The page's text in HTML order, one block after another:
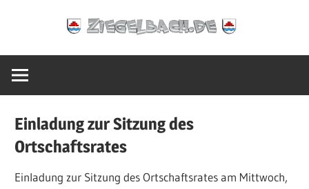
Ziegelbach.de
Einladung zur Sitzung des
Ortschaftsrates
Einladung zur Sitzung des Ortschaftsrates am Mittwoch,